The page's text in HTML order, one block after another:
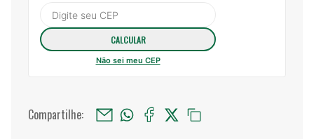
Não sei meu CEP
Compartilhe: